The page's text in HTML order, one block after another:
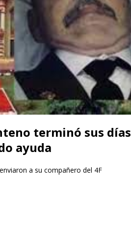
terminó sus días
ayuda
a su compañero del 4F